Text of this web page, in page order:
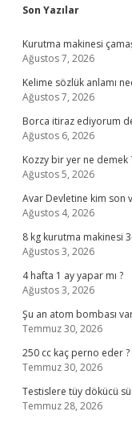
Sidebar
Son Yazılar
Kurutma makinesi
Ağustos 7, 2026
Kelime sözlük anlamı
Ağustos 7, 2026
Borca itiraz ediyorum
Ağustos 6, 2026
Kozzy bir yer ne demek
Ağustos 5, 2026
Avar Devletine kim son
Ağustos 4, 2026
8 kg kurutma makinesi
Ağustos 3, 2026
4 hafta 1 ay yapar mı ?
Ağustos 3, 2026
Şu an atom bombası
Temmuz 30, 2026
250 cc kaç perno eder ?
Temmuz 30, 2026
Testislere tüy dökücü
Temmuz 28, 2026